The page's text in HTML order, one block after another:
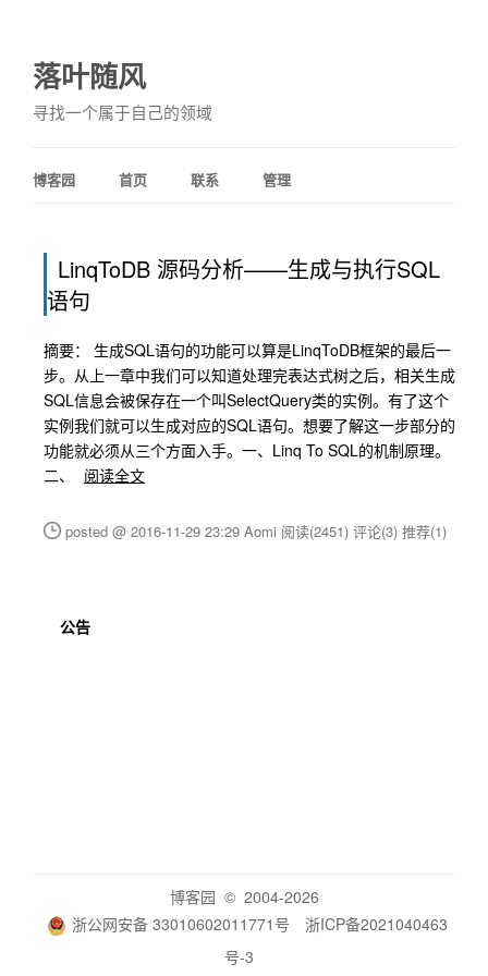
落叶随风
寻找一个属于自己的领域
博客园 首页 联系 管理
LinqToDB 源码分析——生成与执行SQL
语句
摘要： 生成SQL语句的功能可以算是LinqToDB框架的最后一
步。从上一章中我们可以知道处理完表达式树之后，相关生成
SQL信息会被保存在一个叫SelectQuery类的实例。有了这个
实例我们就可以生成对应的SQL语句。想要了解这一步部分的
功能就必须从三个方面入手。一、Linq To SQL的机制原理。
二、
阅读全文
posted @ 2016-11-29 23:29 Aomi 阅读(2451) 评论(3) 推荐(1)
公告
博客园 © 2004-2026
浙公网安备 33010602011771号
浙ICP备2021040463
号-3